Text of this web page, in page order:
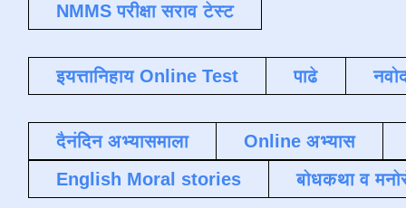
NMMS परीक्षा सराव टेस्ट
इयत्तानिहाय Online Test पाढे
दैनंदिन अभ्यासमाला
Online अभ्यास
English Moral stories
बोधकथा व